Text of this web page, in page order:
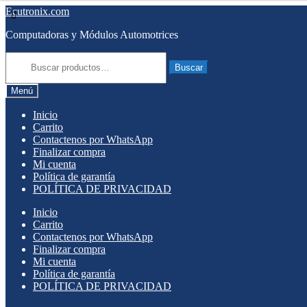
Saltar
navegación
Ir
contenido
Ecutronix.com
Computadoras y Módulos Automotrices
Buscar
Menú
Inicio
Carrito
Contactenos por WhatsApp
Finalizar compra
Mi cuenta
Política de garantía
POLÍTICA DE PRIVACIDAD
Inicio
Carrito
Contactenos por WhatsApp
Finalizar compra
Mi cuenta
Política de garantía
POLÍTICA DE PRIVACIDAD